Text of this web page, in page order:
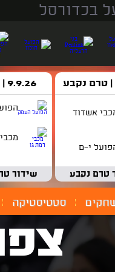
בכדורסל
אשדוד
י-ם
טרם נקבע
9.9.26 | 18:30
שידור
סטטיסטיקה